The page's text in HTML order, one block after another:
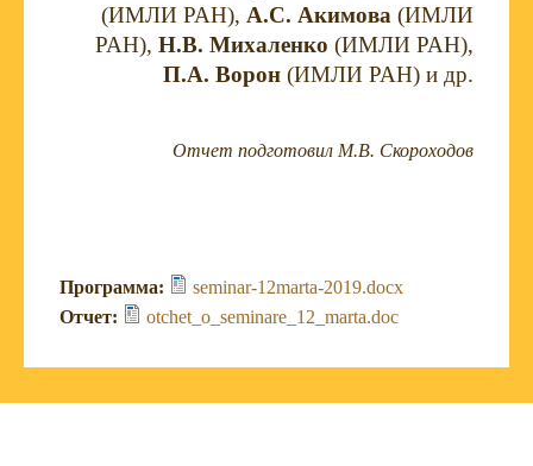
(ИМЛИ РАН), А.С. Акимова (ИМЛИ
РАН), Н.В. Михаленко (ИМЛИ РАН),
П.А. Ворон (ИМЛИ РАН) и др.
Отчет подготовил М.В. Скороходов
Программа:
seminar-12marta-2019.docx
Отчет:
otchet_o_seminare_12_marta.doc